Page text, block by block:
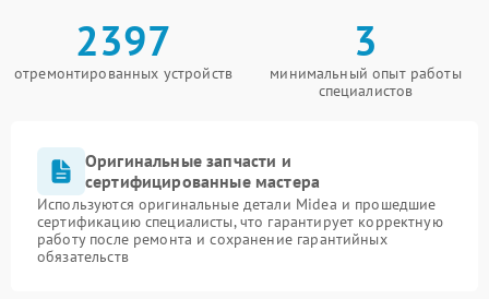
2397
отремонтированных устройств
3
минимальный опыт работы
специалистов
Оригинальные запчасти и
сертифицированные мастера
Используются оригинальные детали Midea и прошедшие
сертификацию специалисты, что гарантирует корректную
работу после ремонта и сохранение гарантийных
обязательств